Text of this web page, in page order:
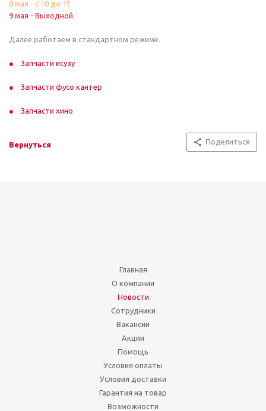
8 мая - с 10 до 15
9 мая - Выходной
Далее работаем в стандартном режиме.
Запчасти исузу
Запчасти фусо кантер
Запчасти хино
Вернуться Поделиться
Главная
О компании
Новости
Сотрудники
Вакансии
Акции
Помощь
Условия оплаты
Условия доставки
Гарантия на товар
Возможности